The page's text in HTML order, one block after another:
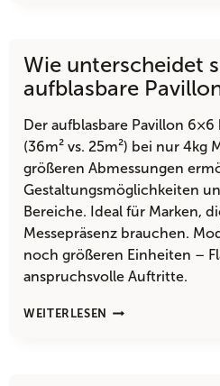
KUPPEL-
Wie unterscheidet
aufblasbare
Der aufblasbare Pavillon
(36m² vs. 25m²) bei nur 4kg
größeren Abmessungen
Gestaltungsmöglichkeiten
Bereiche. Ideal für Marken,
Messepräsenz brauchen.
noch größeren Einheiten –
anspruchsvolle Auftritte.
WEITERLESEN
WIE